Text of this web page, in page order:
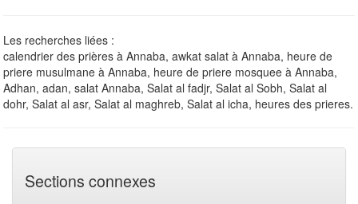
Les recherches liées :
calendrier des prières à Annaba, awkat salat à Annaba, heure de
priere musulmane à Annaba, heure de priere mosquee à Annaba,
Adhan, adan, salat Annaba, Salat al fadjr, Salat al Sobh, Salat al
dohr, Salat al asr, Salat al maghreb, Salat al icha, heures des prieres.
Sections connexes